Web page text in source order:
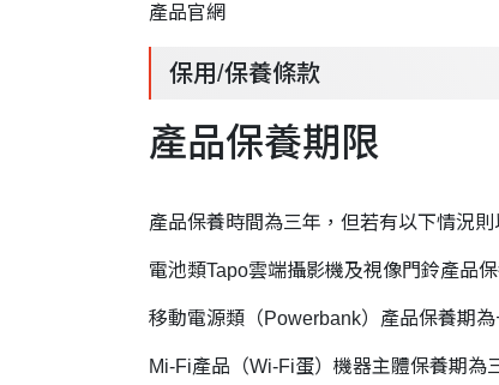
產品官網
保用/保養條款
產品保養期限
產品保養時間為三年，但若有以下情況則
電池類Tapo雲端攝影機及視像門鈴產品
移動電源類（Powerbank）產品保養期為
Mi-Fi產品（Wi-Fi蛋）機器主體保養期為